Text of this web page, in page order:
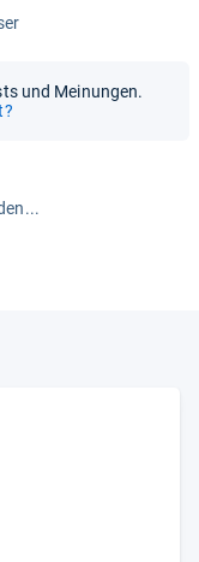
und Meinungen.